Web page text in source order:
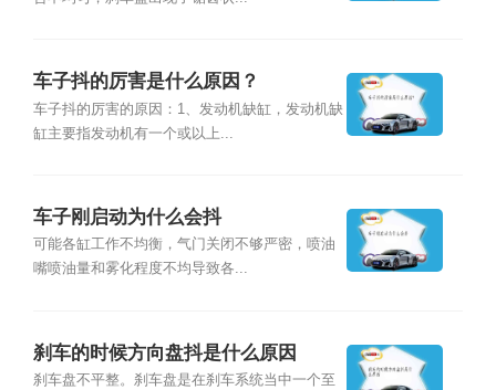
车子抖的厉害是什么原因？
车子抖的厉害的原因：1、发动机缺缸，发动机缺
缸主要指发动机有一个或以上...
车子刚启动为什么会抖
可能各缸工作不均衡，气门关闭不够严密，喷油
嘴喷油量和雾化程度不均导致各...
刹车的时候方向盘抖是什么原因
刹车盘不平整。刹车盘是在刹车系统当中一个至